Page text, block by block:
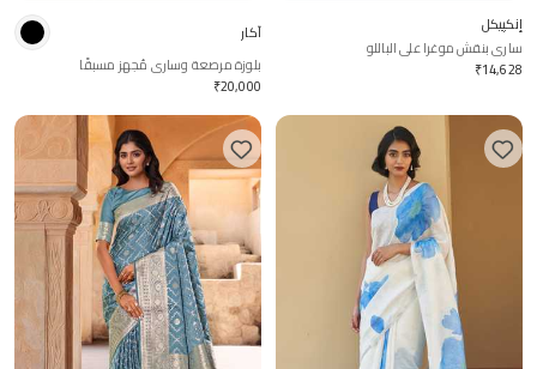
إنكپيكل
ساري بنقش موغرا على الباللو
₹14,628
آكار
بلوزة مرصعة وساري مُجهز مسبقًا
₹20,000